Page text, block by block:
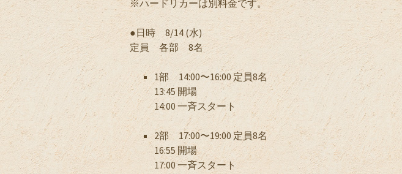
※ハードリカーは別料金です。
●日時 8/14 (水)
定員 各部 8名
1部 14:00〜16:00 定員8名
13:45 開場
14:00 一斉スタート
2部 17:00〜19:00 定員8名
16:55 開場
17:00 一斉スタート